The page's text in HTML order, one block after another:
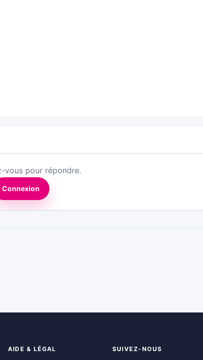
vous pour répondre.
Connexion
AIDE & LÉGAL SUIVEZ-NOUS